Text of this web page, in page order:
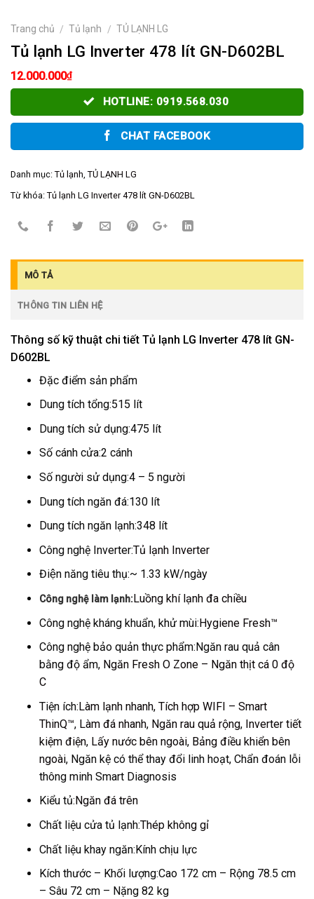
Trang chủ / Tủ lạnh / TỦ LẠNH LG
Tủ lạnh LG Inverter 478 lít GN-D602BL
12.000.000₫
HOTLINE: 0919.568.030
CHAT FACEBOOK
Danh mục: Tủ lạnh TỦ LẠNH LG
Từ khóa: Tủ lạnh LG Inverter 478 lít GN-D602BL
MÔ TẢ
THÔNG TIN LIÊN HỆ
Thông số kỹ thuật chi tiết Tủ lạnh LG Inverter 478 lít GN-
D602BL
Đặc điểm sản phẩm
Dung tích tổng:515 lít
Dung tích sử dụng:475 lít
Số cánh cửa:2 cánh
Số người sử dụng:4 – 5 người
Dung tích ngăn đá:130 lít
Dung tích ngăn lạnh:348 lít
Công nghệ Inverter:Tủ lạnh Inverter
Điện năng tiêu thụ:~ 1.33 kW/ngày
Công nghệ làm lạnh:Luồng khí lạnh đa chiều
Công nghệ kháng khuẩn, khử mùi:Hygiene Fresh™
Công nghệ bảo quản thực phẩm:Ngăn rau quả cân
bằng độ ẩm, Ngăn Fresh O Zone – Ngăn thịt cá 0 độ
C
Tiện ích:Làm lạnh nhanh, Tích hợp WIFI – Smart
ThinQ™, Làm đá nhanh, Ngăn rau quả rộng, Inverter tiết
kiệm điện, Lấy nước bên ngoài, Bảng điều khiển bên
ngoài, Ngăn kệ có thể thay đổi linh hoạt, Chẩn đoán lỗi
thông minh Smart Diagnosis
Kiểu tủ: Ngăn đá trên
Chất liệu cửa tủ lạnh:Thép không gỉ
Chất liệu khay ngăn:Kính chịu lực
Kích thước – Khối lượng:Cao 172 cm – Rộng 78.5 cm
– Sâu 72 cm – Nặng 82 kg